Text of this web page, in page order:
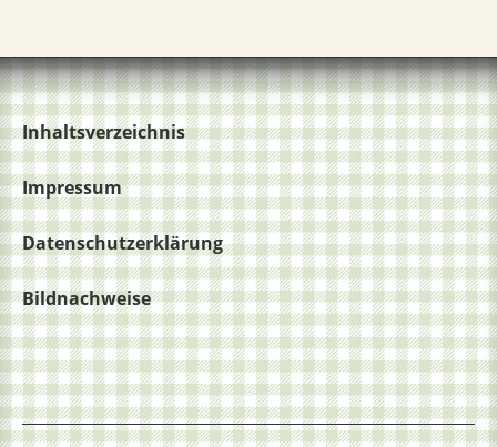
Inhaltsverzeichnis
Impressum
Datenschutzerklärung
Bildnachweise